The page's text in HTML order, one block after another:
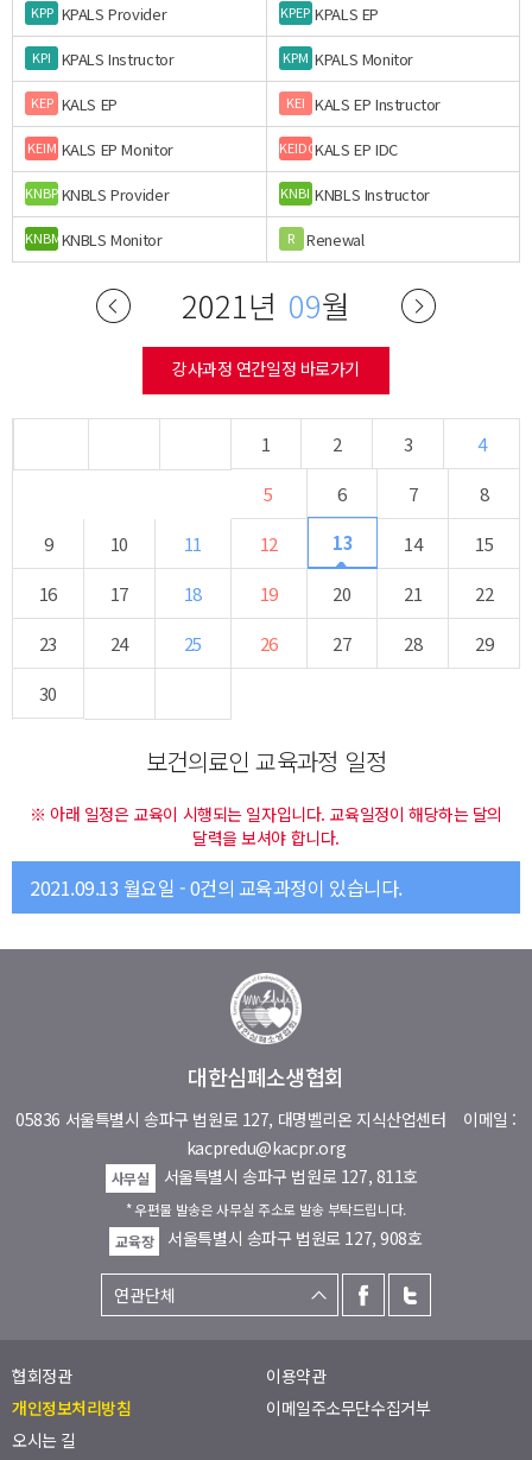
KPP KPALS Provider KPEP KPALS EP
KPI KPALS Instructor KPM KPALS Monitor
KEP KALS EP KEI KALS EP Instructor
KEIM KALS EP Monitor KEIDCKALS EP IDC
KNBPKNBLS Provider KNBI KNBLS Instructor
KNBMKNBLS Monitor R Renewal
2021년 09월
강사과정 연간일정 바로가기
1 2 3
4
5
6 7
8
9
10 11 12 13 14
15
16
17 18 19 20 21
22
23
24 25 26 27 28
29
30
보건의료인 교육과정 일정
※ 아래 일정은 교육이 시행되는 일자입니다. 교육일정이 해당하는 달의
달력을 보셔야 합니다.
2021.09.13 월요일 - 0건의 교육과정이 있습니다.
대한심폐소생협회
05836 서울특별시 송파구 법원로 127, 대명벨리온 지식산업센터 이메일 :
kacpredu@kacpr.org
사무실 서울특별시 송파구 법원로 127, 811호
* 우편물 발송은 사무실 주소로 발송 부탁드립니다.
교육장
서울특별시 송파구 법원로 127, 908호
협회정관
이용약관
개인정보처리방침
이메일주소무단수집거부
오시는 길